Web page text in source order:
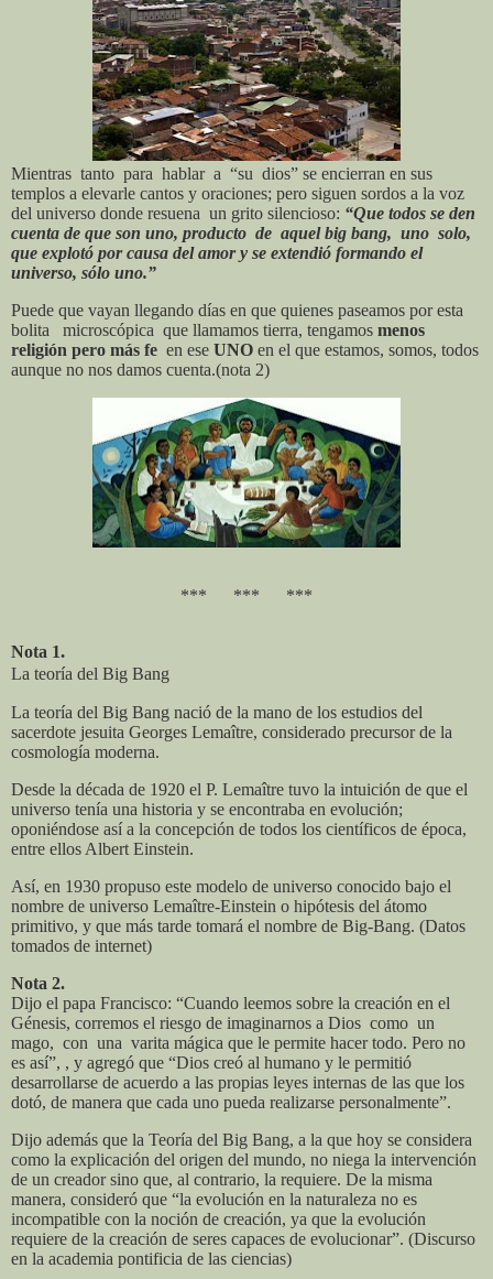
Mientras tanto para hablar a “su dios” se encierran en sus
templos a elevarle cantos y oraciones; pero siguen sordos a la voz
del universo donde resuena un grito silencioso: “Que todos se den
cuenta de que son uno, producto de aquel big bang, uno solo,
que explotó por causa del amor y se extendió formando el
universo, sólo uno.”
Puede que vayan llegando días en que quienes paseamos por esta
bolita
microscópica que llamamos tierra, tengamos menos
religión pero más fe en ese UNO en el que estamos, somos, todos
aunque no nos damos cuenta.(nota 2)
*** *** ***
Nota 1.
La teoría del Big Bang
La teoría del Big Bang nació de la mano de los estudios del
sacerdote jesuita Georges Lemaître, considerado precursor de la
cosmología moderna.
Desde la década de 1920 el P. Lemaître tuvo la intuición de que el
universo tenía una historia y se encontraba en evolución;
oponiéndose así a la concepción de todos los científicos de época,
entre ellos Albert Einstein.
Así, en 1930 propuso este modelo de universo conocido bajo el
nombre de universo Lemaître-Einstein o hipótesis del átomo
primitivo, y que más tarde tomará el nombre de Big-Bang. (Datos
tomados de internet)
Nota 2.
Dijo el papa Francisco: “Cuando leemos sobre la creación en el
Génesis, corremos el riesgo de imaginarnos a Dios como un
mago, con una varita mágica que le permite hacer todo. Pero no
es así”, , y agregó que “Dios creó al humano y le permitió
desarrollarse de acuerdo a las propias leyes internas de las que los
dotó, de manera que cada uno pueda realizarse personalmente”.
Dijo además que la Teoría del Big Bang, a la que hoy se considera
como la explicación del origen del mundo, no niega la intervención
de un creador sino que, al contrario, la requiere. De la misma
manera, consideró que “la evolución en la naturaleza no es
incompatible con la noción de creación, ya que la evolución
requiere de la creación de seres capaces de evolucionar”. (Discurso
en la academia pontificia de las ciencias)